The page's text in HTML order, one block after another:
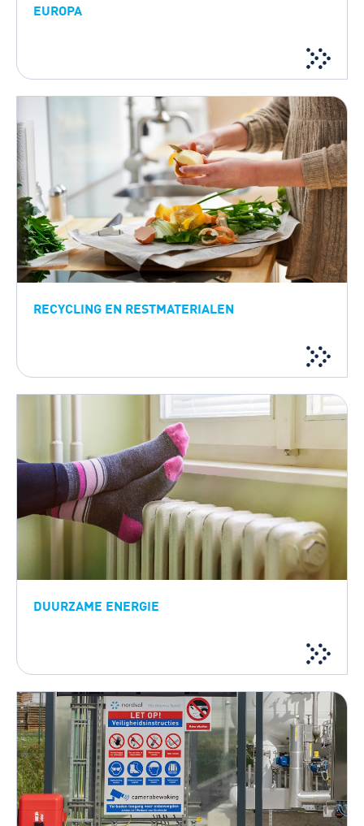
EUROPA
RECYCLING EN RESTMATERIALEN
DUURZAME ENERGIE